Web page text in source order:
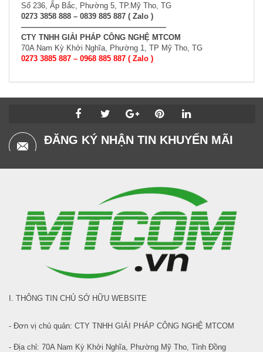
Số 236, Ấp Bắc, Phường 5, TP.Mỹ Tho, TG
0273 3858 888 – 0839 885 887 ( Zalo )
———————————————————
CTY TNHH GIẢI PHÁP CÔNG NGHỆ MTCOM
70A Nam Kỳ Khởi Nghĩa, Phường 1, TP Mỹ Tho, TG
0273 3885 887 – 0968 885 887 ( Zalo )
ĐĂNG KÝ NHẬN TIN KHUYẾN MÃI
I. THÔNG TIN CHỦ SỞ HỮU WEBSITE
- Đơn vị chủ quản: CTY TNHH GIẢI PHÁP CÔNG NGHỆ MTCOM
- Địa chỉ: 70A Nam Kỳ Khởi Nghĩa, Phường Mỹ Tho, Tỉnh Đồng